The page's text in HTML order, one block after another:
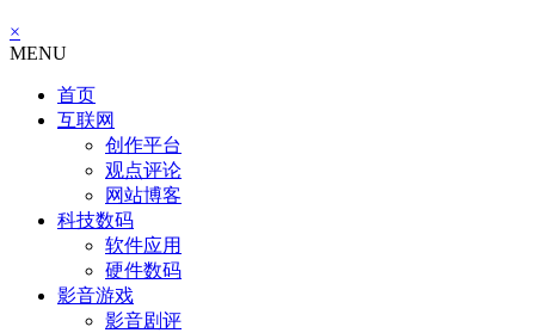
×
MENU
首页
互联网
创作平台
观点评论
网站博客
科技数码
软件应用
硬件数码
影音游戏
影音剧评